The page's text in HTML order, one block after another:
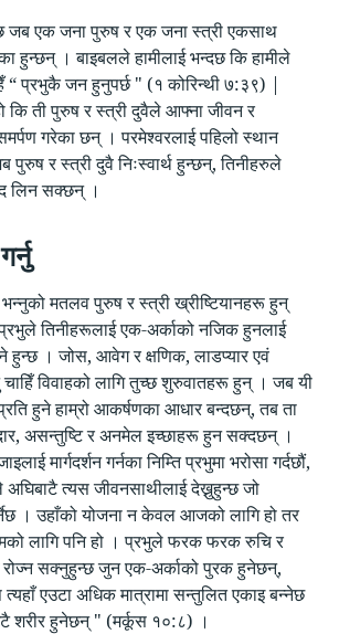
जब एक जना पुरुष र एक जना स्त्री एकसाथ
हुन्छन् । बाइबलले हामीलाई भन्दछ कि हामीले
“ प्रभुकै जन हुनुपर्छ " (१ कोरिन्थी ७:३९) |
कि ती पुरुष र स्त्री दुवैले आफ्ना जीवन र
गरेका छन् । परमेश्वरलाई पहिलो स्थान
पुरुष र स्त्री दुवै निःस्वार्थ हुन्छन्, तिनीहरुले
लिन सक्छन् ।
भन्नुको मतलव पुरुष र स्त्री ख्रीष्टियानहरू हुन्
तिनीहरूलाई एक-अर्काको नजिक हुनलाई
हुन्छ । जोस, आवेग र क्षणिक, लाडप्यार एवं
चाहिँ विवाहको लागि तुच्छ शुरुवातहरू हुन् । जब यी
हुने हाम्रो आकर्षणका आधार बन्दछन्, तब ता
असन्तुष्टि र अनमेल इच्छाहरू हुन सक्दछन् ।
मार्गदर्शन गर्नका निम्ति प्रभुमा भरोसा गर्दछौं,
अघिबाटै त्यस जीवनसाथीलाई देख्नुहुन्छ जो
। उहाँको योजना न केवल आजको लागि हो तर
लागि पनि हो । प्रभुले फरक फरक रुचि र
सक्नुहुन्छ जुन एक-अर्काको पुरक हुनेछन्,
एउटा अधिक मात्रामा सन्तुलित एकाइ बन्नेछ
शरीर हुनेछन् " (मर्कूस १०:८) ।